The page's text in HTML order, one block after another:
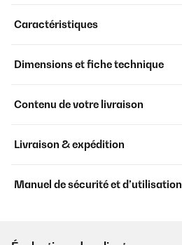
Caractéristiques
Dimensions et fiche technique
Contenu de votre livraison
Livraison & expédition
Manuel de sécurité et d’utilisation